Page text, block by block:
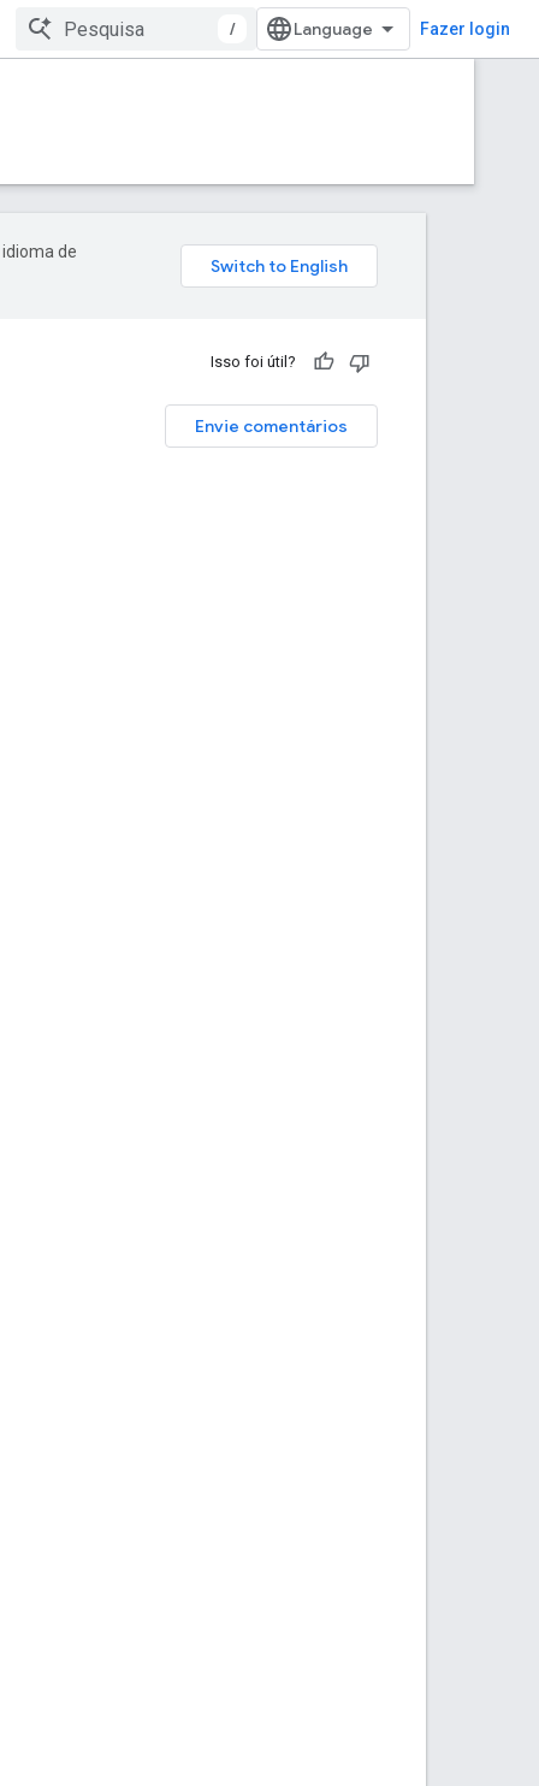
/ Fazer login
de
Isso foi útil?
Envie comentários